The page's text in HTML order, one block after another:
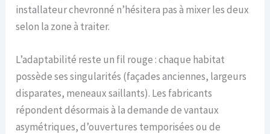
installateur chevronné n’hésitera pas à mixer les deux
selon la zone à traiter.
L’adaptabilité reste un fil rouge : chaque habitat
possède ses singularités (façades anciennes, largeurs
disparates, meneaux saillants). Les fabricants
répondent désormais à la demande de vantaux
asymétriques, d’ouvertures temporisées ou de